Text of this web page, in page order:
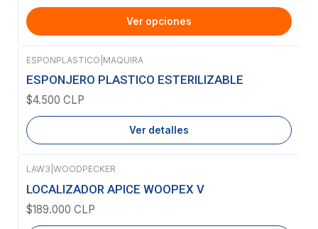
Ver opciones
Agotado
ESPONPLASTICO MAQUIRA
ESPONJERO PLASTICO ESTERILIZABLE
$4.500 CLP
Ver detalles
Agotado
LAW3 WOODPECKER
LOCALIZADOR APICE WOOPEX V
$189.000 CLP